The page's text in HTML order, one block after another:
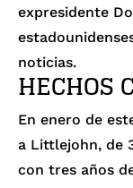
expresidente
noticias.
HECHOS
En enero de
a Littlejohn, de
con tres años